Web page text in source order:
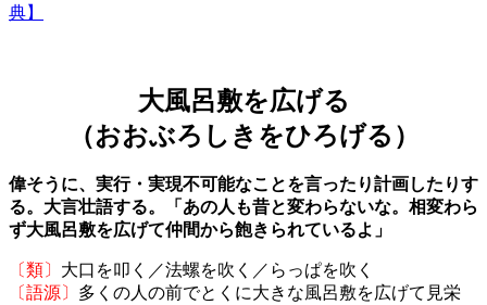
典】
大風呂敷を広げる
（おおぶろしきをひろげる）
偉そうに、実行・実現不可能なことを言ったり計画したりす
る。大言壮語する。「あの人も昔と変わらないな。相変わら
ず大風呂敷を広げて仲間から飽きられているよ」
〔類〕 大口を叩く／法螺を吹く／らっぱを吹く
〔語源〕 多くの人の前でとくに大きな風呂敷を広げて見栄